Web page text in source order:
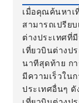
เมื่อคุณค้นหาเ
สามารถเปรีย
ต่างประเทศที่
เที่ยวบินต่างป
นาทีสุดท้าย ก
มีความเร็วใน
ประเทศอื่นๆ ดั